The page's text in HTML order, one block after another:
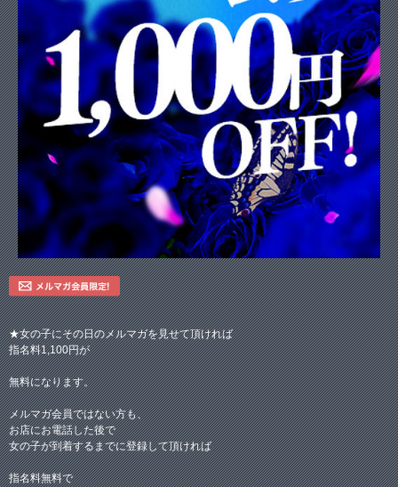
★女の子にその日のメルマガを見せて頂ければ
指名料1,100円が
無料になります。
メルマガ会員ではない方も、
お店にお電話した後で
女の子が到着するまでに登録して頂ければ
指名料無料で